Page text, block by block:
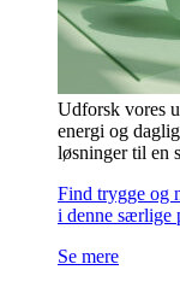
Udforsk vores
energi og
løsninger til en
Find trygge og
i denne særlige
Se mere